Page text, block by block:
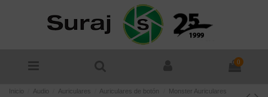
0
Inicio Audio Auriculares Auriculares de botón
Monster Auriculares